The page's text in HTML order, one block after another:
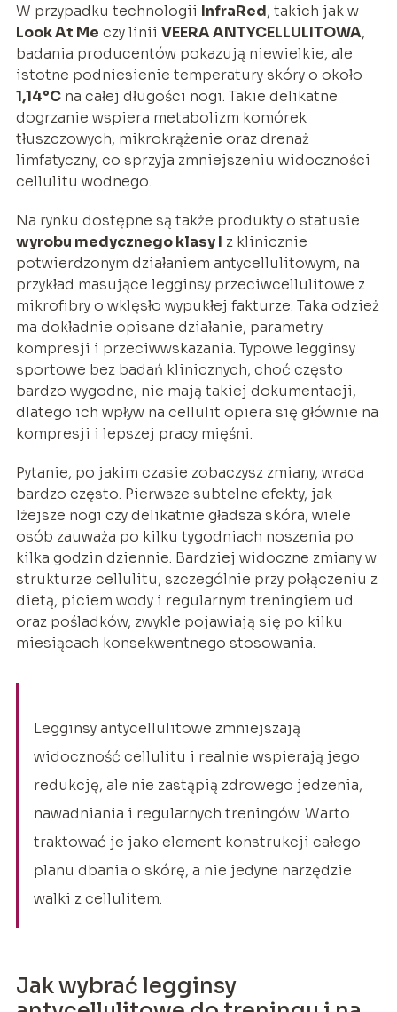
W przypadku technologii InfraRed, takich jak w
Look At Me czy linii VEERA ANTYCELLULITOWA,
badania producentów pokazują niewielkie, ale
istotne podniesienie temperatury skóry o około
1,14°Cna całej długości nogi. Takie delikatne
dogrzanie wspiera metabolizm komórek
tłuszczowych, mikrokrążenie oraz drenaż
limfatyczny, co sprzyja zmniejszeniu widoczności
cellulitu wodnego.
Na rynku dostępne są także produkty o statusie
wyrobu medycznego klasy I z klinicznie
potwierdzonym działaniem antycellulitowym, na
przykład masujące legginsy przeciwcellulitowe z
mikrofibry o wklęsło wypukłej fakturze. Taka odzież
ma dokładnie opisane działanie, parametry
kompresji i przeciwwskazania. Typowe legginsy
sportowe bez badań klinicznych, choć często
bardzo wygodne, nie mają takiej dokumentacji,
dlatego ich wpływ na cellulit opiera się głównie na
kompresji i lepszej pracy mięśni.
Pytanie, po jakim czasie zobaczysz zmiany, wraca
bardzo często. Pierwsze subtelne efekty, jak
lżejsze nogi czy delikatnie gładsza skóra, wiele
osób zauważa po kilku tygodniach noszenia po
kilka godzin dziennie. Bardziej widoczne zmiany w
strukturze cellulitu, szczególnie przy połączeniu z
dietą, piciem wody i regularnym treningiem ud
oraz pośladków, zwykle pojawiają się po kilku
miesiącach konsekwentnego stosowania.
Legginsy antycellulitowe zmniejszają
widoczność cellulitu i realnie wspierają jego
redukcję, ale nie zastąpią zdrowego jedzenia,
nawadniania i regularnych treningów. Warto
traktować je jako element konstrukcji całego
planu dbania o skórę, a nie jedyne narzędzie
walki z cellulitem.
Jak wybrać legginsy